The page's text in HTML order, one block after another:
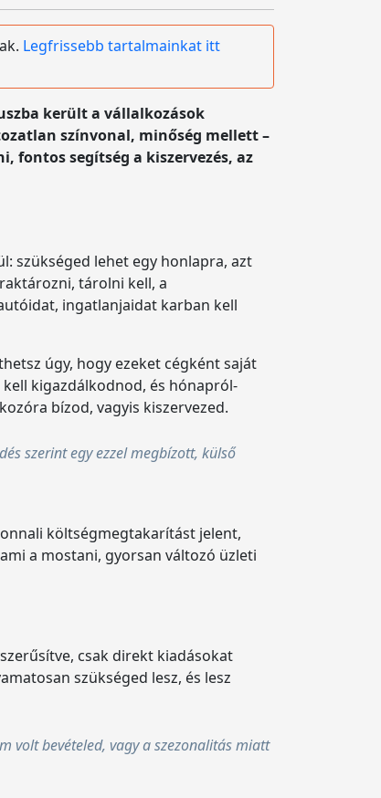
Legfrissebb tartalmainkat itt
került a vállalkozások
színvonal, minőség mellett –
segítség a kiszervezés, az
szükséged lehet egy honlapra, azt
tárolni kell, a
ingatlanjaidat karban kell
úgy, hogy ezeket cégként saját
kigazdálkodnod, és hónapról-
bízod, vagyis kiszervezed.
szerint egy ezzel megbízott, külső
költségmegtakarítást jelent,
a mostani, gyorsan változó üzleti
csak direkt kiadásokat
szükséged lesz, és lesz
volt bevételed, vagy a szezonalitás miatt